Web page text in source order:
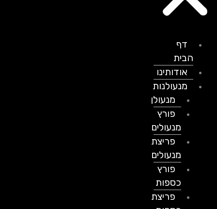
דף
הבית
אודותינו
מנעולנות
מנעולן
פורץ
מנעולים
פריצת
מנעולים
פורץ
כספות
פריצת